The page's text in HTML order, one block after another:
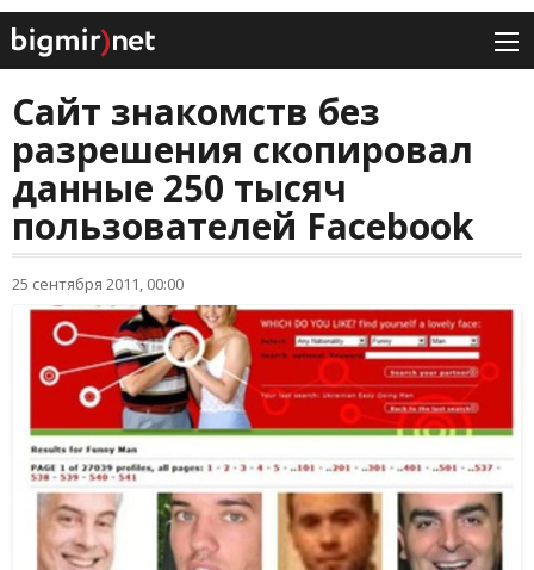
Сайт знакомств без
разрешения скопировал
данные 250 тысяч
пользователей Facebook
25 сентября 2011, 00:00